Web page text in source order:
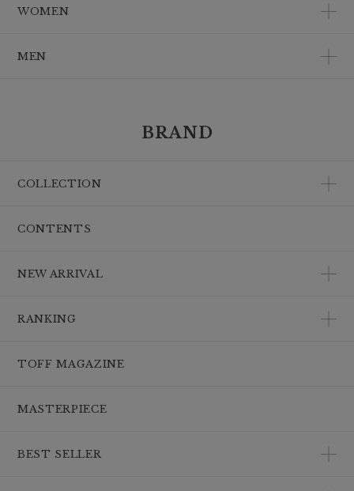
WOMEN
MEN
BRAND
COLLECTION
CONTENTS
NEW ARRIVAL
RANKING
TOFF MAGAZINE
MASTERPIECE
BEST SELLER